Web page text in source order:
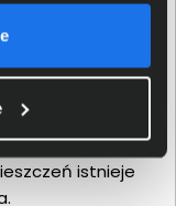
paneli
umocować
schludny
istnieje